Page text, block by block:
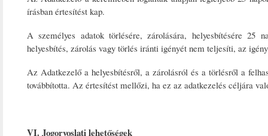
írásban értesítést kap.
A személyes adatok törlésére, zárolására, helyesbítésére 25
helyesbítés, zárolás vagy törlés iránti igényét nem teljesíti, az
Az Adatkezelő a helyesbítésről, a zárolásról és a törlésről a
továbbította. Az értesítést mellőzi, ha ez az adatkezelés céljára
VI. Jogorvoslati lehetőségek